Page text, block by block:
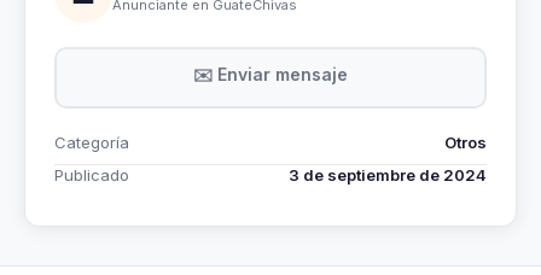
Anunciante en GuateChivas
✉️ Enviar mensaje
Categoría
Otros
Publicado
3 de septiembre de 2024